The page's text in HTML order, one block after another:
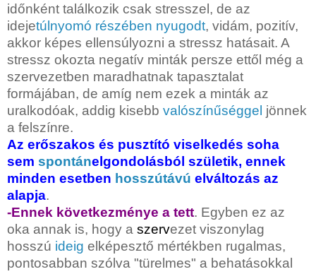
időnként találkozik csak stresszel, de az
idejetúlnyomó részében nyugodt, vidám, pozitív,
akkor képes ellensúlyozni a stressz hatásait. A
stressz okozta negatív minták persze ettől még a
szervezetben maradhatnak tapasztalat
formájában, de amíg nem ezek a minták az
uralkodóak, addig kisebb valószínűséggel jönnek
a felszínre.
Az erőszakos és pusztító viselkedés soha
sem spontánelgondolásból születik, ennek
minden esetben hosszútávú elváltozás az
alapja.
-Ennek következménye a tett. Egyben ez az
oka annak is, hogy a szervezet viszonylag
hosszú ideig elképesztő mértékben rugalmas,
pontosabban szólva "türelmes" a behatásokkal